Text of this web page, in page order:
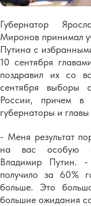
Губернатор
Миронов принимал
Путина с
10 сентября
поздравил их со
сентября выборы
России, причем
губернаторы и
- Меня результат
на вас особую
Владимир Путин. -
получило за 60%
больше. Это
большие ожидания